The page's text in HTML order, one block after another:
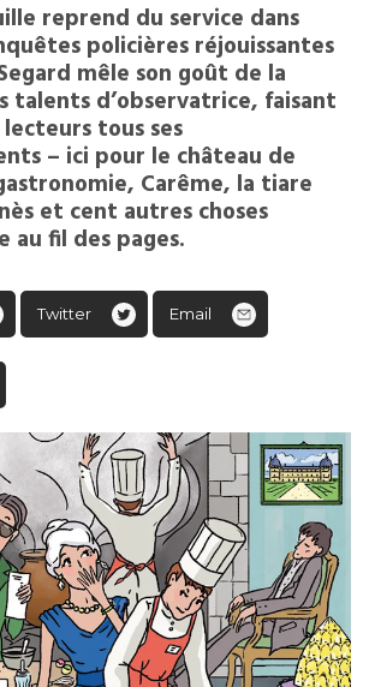
reprend du service dans
policières réjouissantes
mêle son goût de la
talents d’observatrice, faisant
tous ses
– ici pour le château de
Carême, la tiare
et cent autres choses
au fil des pages.
Twitter Email